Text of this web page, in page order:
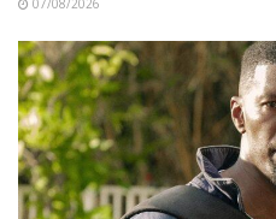
07/08/2026